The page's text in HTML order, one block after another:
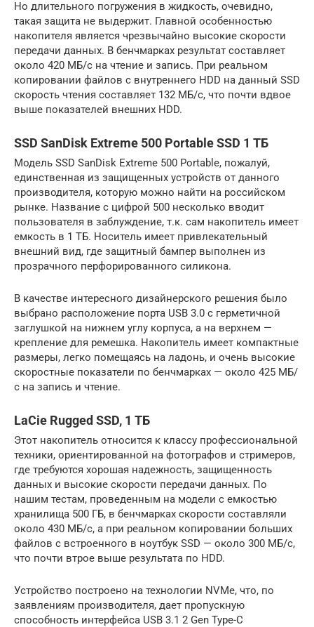
Но длительного погружения в жидкость, очевидно,
такая защита не выдержит. Главной особенностью
накопителя является чрезвычайно высокие скорости
передачи данных. В бенчмарках результат составляет
около 420 МБ/с на чтение и запись. При реальном
копировании файлов с внутреннего HDD на данный SSD
скорость чтения составляет 132 МБ/с, что почти вдвое
выше показателей внешних HDD.
SSD SanDisk Extreme 500 Portable SSD 1 ТБ
Модель SSD SanDisk Extreme 500 Portable, пожалуй,
единственная из защищенных устройств от данного
производителя, которую можно найти на российском
рынке. Название с цифрой 500 несколько вводит
пользователя в заблуждение, т.к. сам накопитель имеет
емкость в 1 ТБ. Носитель имеет привлекательный
внешний вид, где защитный бампер выполнен из
прозрачного перфорированного силикона.
В качестве интересного дизайнерского решения было
выбрано расположение порта USB 3.0 с герметичной
заглушкой на нижнем углу корпуса, а на верхнем —
крепление для ремешка. Накопитель имеет компактные
размеры, легко помещаясь на ладонь, и очень высокие
скоростные показатели по бенчмарках — около 425 МБ/
с на запись и чтение.
LaCie Rugged SSD, 1 ТБ
Этот накопитель относится к классу профессиональной
техники, ориентированной на фотографов и стримеров,
где требуются хорошая надежность, защищенность
данных и высокие скорости передачи данных. По
нашим тестам, проведенным на модели с емкостью
хранилища 500 ГБ, в бенчмарках скорости составляли
около 430 МБ/с, а при реальном копировании больших
файлов с встроенного в ноутбук SSD — около 300 МБ/с,
что почти втрое выше результата по HDD.
Устройство построено на технологии NVMe, что, по
заявлениям производителя, дает пропускную
способность интерфейса USB 3.1 2 Gen Type-C